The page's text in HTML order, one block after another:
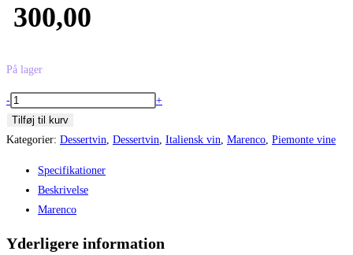
300,00
På lager
2020
Strevi
DOCG
"Passri'
Scrapona"
-
+
Tilføj til kurv
Kategorier: Dessertvin Dessertvin Italiensk vin Marenco Piemonte vine
Specifikationer
Beskrivelse
Marenco
Yderligere information